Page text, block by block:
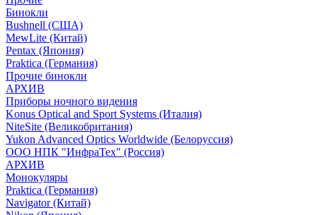
Бинокли
Bushnell (США)
MewLite (Китай)
Pentax (Япония)
Praktica (Германия)
Прочие бинокли
АРХИВ
Приборы ночного видения
Konus Optical and Sport Systems (Италия)
NiteSite (Великобритания)
Yukon Advanced Optics Worldwide (Белоруссия)
ООО НПК "ИнфраТех" (Россия)
АРХИВ
Монокуляры
Praktica (Германия)
Navigator (Китай)